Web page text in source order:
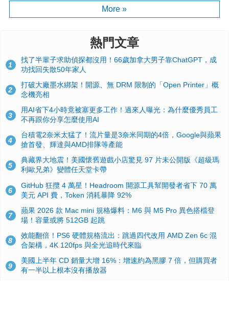
More »
熱門文章
1
找了半輩子求助偵探都沒用！66歲加拿大男子靠ChatGPT，成
功找回失散50年家人
2
打破大廠墨水綁架！開源、無 DRM 限制的「Open Printer」概
念機亮相
3
用AI省下4小時竟被塞更多工作！過來人曝光：為什麼優秀員工
不再跟你分享怎麼使用AI
4
台積電2奈米太猛了！流片量是3奈米同期的4倍，Google與蘋果
搶首發、輝達與AMD排隊等產能
5
典藏界大地震！美國懷舊遊戲小店驚見 97 片未公開版《超級瑪
利歐兄弟》變體任天堂卡帶
6
GitHub 狂攬 4 萬星！Headroom 開源工具幫開發者省下 70 萬
美元 API 費，Token 消耗暴降 92%
7
蘋果 2026 款 Mac mini 規格爆料：M6 與 M5 Pro 異色搭檔登
場！容量或將 512GB 起跳
8
效能翻倍！PS6 硬體規格流出：跳過四代改用 AMD Zen 6c 混
合架構，4K 120fps 與全光追時代來臨
9
美國上半年 CD 銷量大增 16%：增速約為黑膠 7 倍，但購買者
有一半以上根本沒有播放器